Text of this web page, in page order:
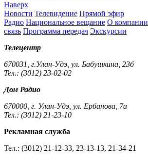
Наверх
Новости Телевидение Прямой эфир
Радио Национальное вещание О компании
связь Программа передач Экскурсии
Телецентр
670031, г.Улан-Удэ, ул. Бабушкина, 23б
Тел.: (3012) 23-02-02
Дом Радио
670000, г. Улан-Удэ, ул. Ербанова, 7а
Тел.: (3012) 21-23-10
Рекламная служба
Тел.: (3012) 21-12-33, 23-13-13, 21-34-21